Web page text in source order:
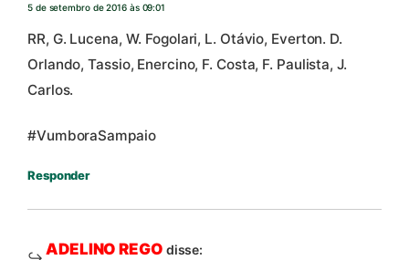
5 de setembro de 2016 às 09:01
RR, G. Lucena, W. Fogolari, L. Otávio, Everton. D.
Orlando, Tassio, Enercino, F. Costa, F. Paulista, J.
Carlos.
#VumboraSampaio
Responder
ADELINO REGO disse: